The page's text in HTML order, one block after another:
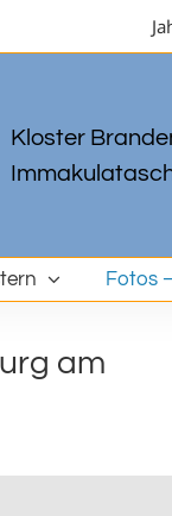
Kloster
Fotos
am